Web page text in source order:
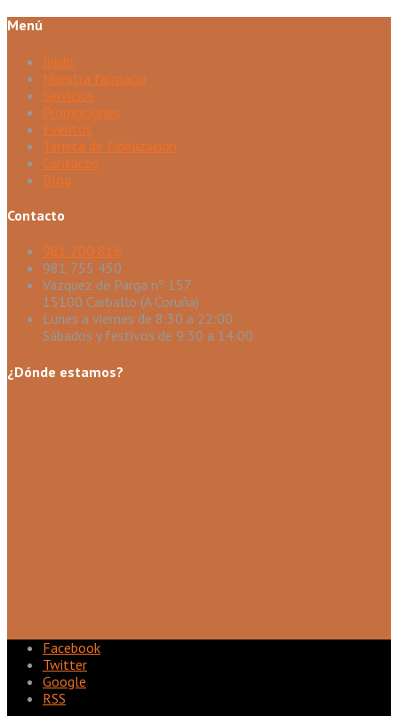
Menú
Inicio
Nuestra farmacia
Servicios
Promociones
Eventos
Tarjeta de Fidelizacion
Contacto
Blog
Contacto
981 700 816
981 755 450
Vazquez de Parga nº 157
15100 Carballo (A Coruña)
Lunes a viernes de 8:30 a 22:00
Sábados y festivos de 9:30 a 14:00
¿Dónde estamos?
Facebook
Twitter
Google
RSS